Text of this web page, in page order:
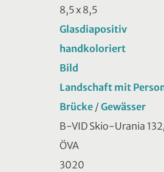
8,5 x 8,5
Glasdiapositiv
handkoloriert
Bild
Landschaft mit
Brücke / Gewässer
B-VID Skio-Urania
ÖVA
3020